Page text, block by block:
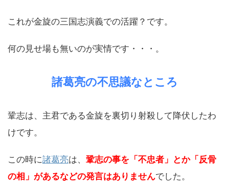
これが金旋の三国志演義での活躍？です。
何の見せ場も無いのが実情です・・・。
諸葛亮の不思議なところ
鞏志は、主君である金旋を裏切り射殺して降伏したわ
けです。
この時に諸葛亮は、 鞏志の事を「不忠者」とか「反骨
の相」があるなどの発言はありませんでした。